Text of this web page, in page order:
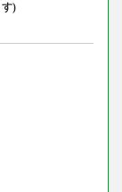
)